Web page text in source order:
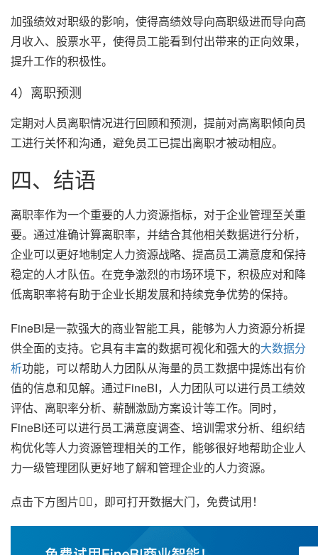
加强绩效对职级的影响，使得高绩效导向高职级进而导向高
月收入、股票水平，使得员工能看到付出带来的正向效果，
提升工作的积极性。
4）离职预测
定期对人员离职情况进行回顾和预测，提前对高离职倾向员
工进行关怀和沟通，避免员工已提出离职才被动相应。
四、结语
离职率作为一个重要的人力资源指标，对于企业管理至关重
要。通过准确计算离职率，并结合其他相关数据进行分析，
企业可以更好地制定人力资源战略、提高员工满意度和保持
稳定的人才队伍。在竞争激烈的市场环境下，积极应对和降
低离职率将有助于企业长期发展和持续竞争优势的保持。
FineBI是一款强大的商业智能工具，能够为人力资源分析提
供全面的支持。它具有丰富的数据可视化和强大的大数据分
析功能，可以帮助人力团队从海量的员工数据中提炼出有价
值的信息和见解。通过FineBI，人力团队可以进行员工绩效
评估、离职率分析、薪酬激励方案设计等工作。同时，
FineBI还可以进行员工满意度调查、培训需求分析、组织结
构优化等人力资源管理相关的工作，能够很好地帮助企业人
力一级管理团队更好地了解和管理企业的人力资源。
点击下方图片👇🏽，即可打开数据大门，免费试用！